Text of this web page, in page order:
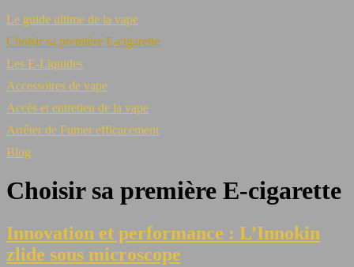
Le guide ultime de la vape
Choisir sa première E-cigarette
Les E-Liquides
Accessoires de vape
Accès et entretien de la vape
Arrêter de Fumer efficacement
Blog
Choisir sa première E-cigarette
Innovation et performance : L’Innokin
zlide sous microscope